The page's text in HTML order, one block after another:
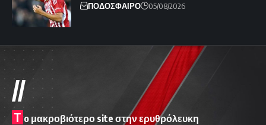
ΠΟΔΟΣΦΑΙΡΟ 05/08/2026
//
T o μακροβιότερο site στην ερυθρόλευκη